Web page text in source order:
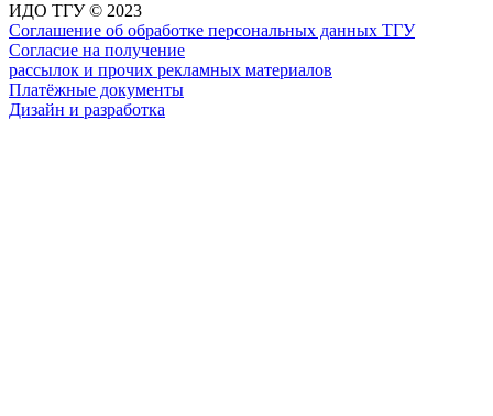
ИДО ТГУ © 2023
Соглашение об обработке персональных данных ТГУ
Согласие на получение
рассылок и прочих рекламных материалов
Платёжные документы
Дизайн и разработка